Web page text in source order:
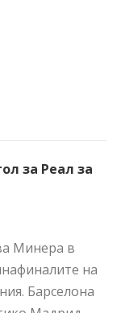
за Реал за
Минера в
на
Барселона